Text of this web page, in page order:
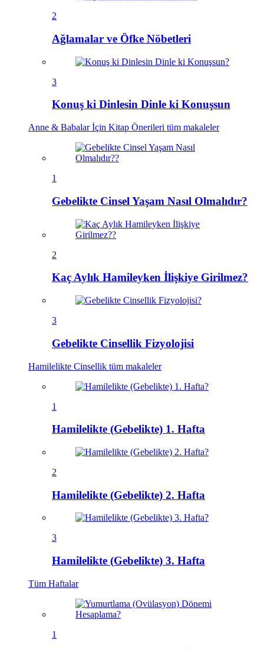
2
Ağlamalar ve Öfke Nöbetleri
3
Konuş ki Dinlesin Dinle ki Konuşsun
Anne & Babalar İçin Kitap Önerileri tüm makaleler
1
Gebelikte Cinsel Yaşam Nasıl Olmalıdır?
2
Kaç Aylık Hamileyken İlişkiye Girilmez?
3
Gebelikte Cinsellik Fizyolojisi
Hamilelikte Cinsellik tüm makaleler
1
Hamilelikte (Gebelikte) 1. Hafta
2
Hamilelikte (Gebelikte) 2. Hafta
3
Hamilelikte (Gebelikte) 3. Hafta
Tüm Haftalar
1